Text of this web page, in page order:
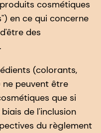
cosmétiques
en ce qui concerne
des
(colorants,
peuvent être
que si
de l'inclusion
du règlement